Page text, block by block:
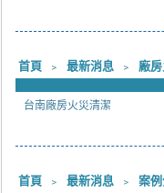
首頁 ﹥ 最新消息 ﹥ 廠
台南廠房火災清潔
首頁 ﹥ 最新消息 ﹥ 案